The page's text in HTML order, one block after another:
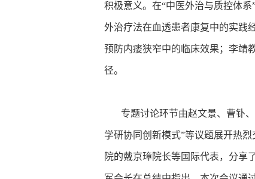
积极意义。在“中医外治与质控体
外治疗法在血透患者康复中的实践
预防内瘘狭窄中的临床效果；李靖
径。
专题讨论环节由赵文景、曹钋、
学研协同创新模式”等议题展开热
院的戴京璋院长等国际代表，分享